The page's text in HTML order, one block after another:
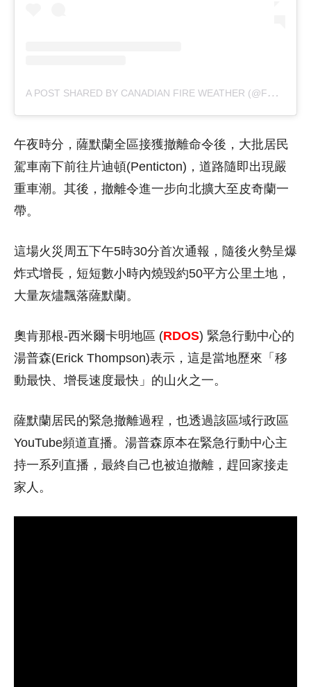
A
POST SHARED BY CANADIAN FIRE WEATHER (@FFMSEE)
午夜時分，薩默蘭全區接獲撤離命令後，大批居民
駕車南下前往片迪頓(Penticton)，道路隨即出現嚴
重車潮。其後，撤離令進一步向北擴大至皮奇蘭一
帶。
這場火災周五下午5時30分首次通報，隨後火勢呈爆
炸式增長，短短數小時內燒毀約50平方公里土地，
大量灰燼飄落薩默蘭。
奧肯那根-西米爾卡明地區 (RDOS) 緊急行動中心的
湯普森(Erick Thompson)表示，這是當地歷來「移
動最快、增長速度最快」的山火之一。
薩默蘭居民的緊急撤離過程，也透過該區域行政區
YouTube頻道直播。湯普森原本在緊急行動中心主
持一系列直播，最終自己也被迫撤離，趕回家接走
家人。